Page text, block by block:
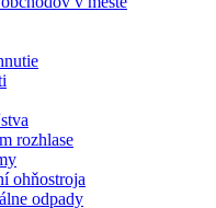
rozhlase
ohňostroja
odpady